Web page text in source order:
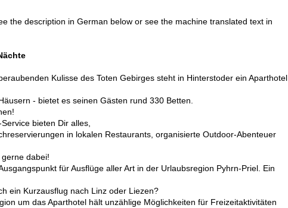
the description in German below or see the machine translated text in
Kulisse des Toten Gebirges steht in Hinterstoder ein Aparthotel
- bietet es seinen Gästen rund 330 Betten.
bieten Dir alles,
in lokalen Restaurants, organisierte Outdoor-Abenteuer
dabei!
für Ausflüge aller Art in der Urlaubsregion Pyhrn-Priel. Ein
ein Kurzausflug nach Linz oder Liezen?
um das Aparthotel hält unzählige Möglichkeiten für Freizeitaktivitäten